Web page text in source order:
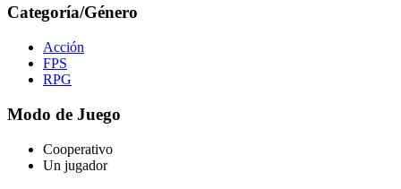
Categoría/Género
Acción
FPS
RPG
Modo de Juego
Cooperativo
Un jugador